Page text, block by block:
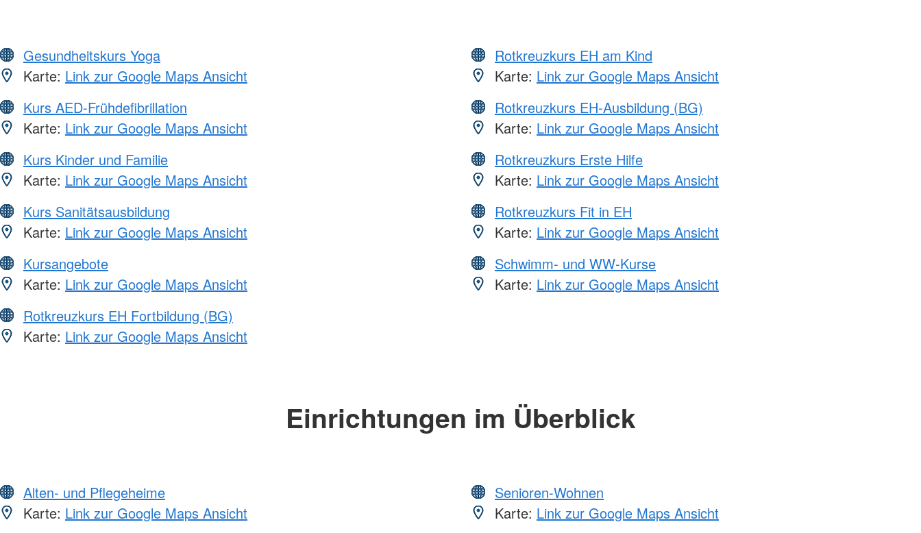
Gesundheitskurs Yoga
Karte: Link zur Google Maps Ansicht
Kurs AED-Frühdefibrillation
Karte: Link zur Google Maps Ansicht
Kurs Kinder und Familie
Karte: Link zur Google Maps Ansicht
Kurs Sanitätsausbildung
Karte: Link zur Google Maps Ansicht
Kursangebote
Karte: Link zur Google Maps Ansicht
Rotkreuzkurs EH Fortbildung (BG)
Karte: Link zur Google Maps Ansicht
Rotkreuzkurs EH am Kind
Karte: Link zur Google Maps Ansicht
Rotkreuzkurs EH-Ausbildung (BG)
Karte: Link zur Google Maps Ansicht
Rotkreuzkurs Erste Hilfe
Karte: Link zur Google Maps Ansicht
Rotkreuzkurs Fit in EH
Karte: Link zur Google Maps Ansicht
Schwimm- und WW-Kurse
Karte: Link zur Google Maps Ansicht
Einrichtungen im Überblick
Alten- und Pflegeheime
Karte: Link zur Google Maps Ansicht
Senioren-Wohnen
Karte: Link zur Google Maps Ansicht